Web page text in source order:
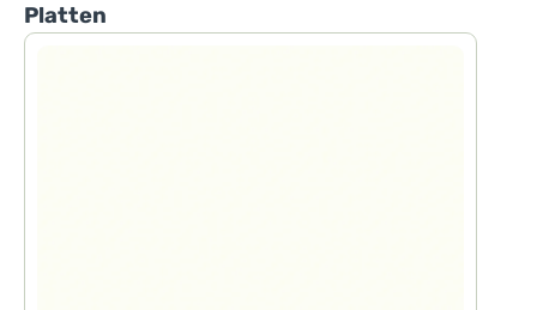
Produktgalerie überspringen
Platten